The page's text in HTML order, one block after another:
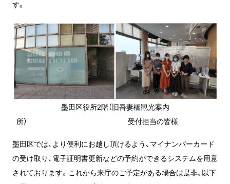
す。
墨田区役所2階（旧吾妻橋観光案内
所） 受付担当の皆様
墨田区では、より便利にお越し頂けるよう、マイナンバーカード
の受け取り、電子証明書更新などの予約ができるシステムを用意
されております。これから来庁のご予定がある場合は是非、以下